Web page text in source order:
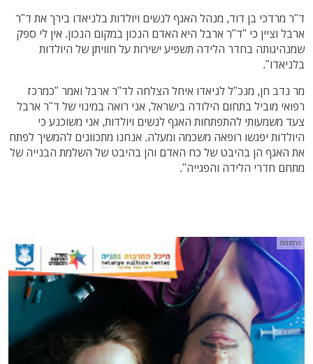
ד"ר מרדכי בן דוד, מנהל האגף לנשים ויולדות בלניאדו בירך את ד"ר
ארבל וציין כי "ד"ר ארבל היא האדם הנכון במקום הנכון. אין לי ספק
שמנהיגותה בחדר הלידה תשפיע ישירות על חוויתן של היולדות
בלניאדו".
מר נדב חן, מנכ"ל לניאדו איחל הצלחה לד"ר ארבל ואמר "כמרכז
רפואי מוביל בתחום הילודה בישראל, אני רואה במינוי של ד"ר ארבל
צעד משמעותי להתפתחות האגף לנשים ויולדות, אני משוכנע כי
היולדות יפגשו רופאה משכמה ומעלה. אנחנו מתכוונים להמשיך לפתח
את האגף הן בהיבט של כח האדם והן בהיבט של השלמת הבנייה של
מתחם חדרי הלידה והפגייה".
פרסומת